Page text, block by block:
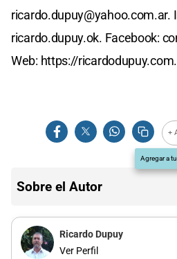
ricardo.dupuy@yahoo.com.ar.
ricardo.dupuy.ok. Facebook:
Web: https://
+
Agregar a
Sobre el Autor
Ricardo Dupuy
Ver Perfil